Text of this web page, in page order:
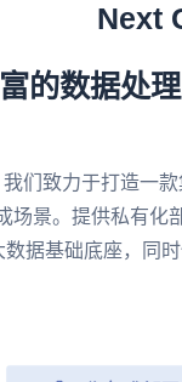
Next
的数据处
们致力于打造一
场景。提供私有
数据基础底座，同